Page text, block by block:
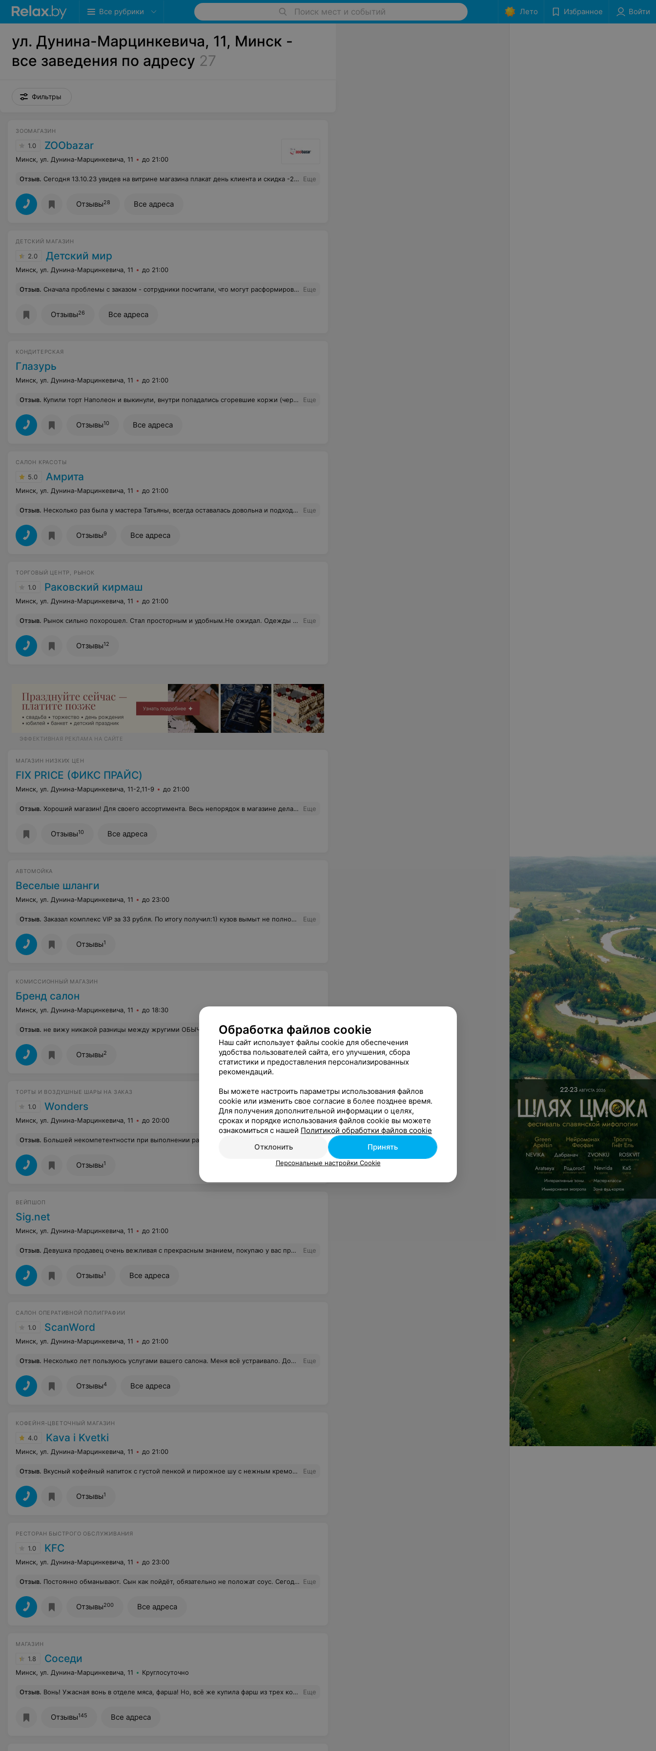
Все рубрики Поиск мест и событий Лето Избранное Войти
ул. Дунина-Марцинкевича, 11, Минск -
все заведения по адресу 27
Фильтры
ЗООМАГАЗИН
1.0 ZOObazar
Минск, ул. Дунина-Марцинкевича, 11 до 21:00
Отзыв. Сегодня 13.10.23 увидев на витрине магазина плакат день клиента и скидка -20%. Меня это заинтересовала. Я заглянула в магазин по адресу Дунена-Марценкевича там была много-людно. Я выбрала товар для питомцев и стала в кассу. Пробив товар на сумму 21.0 рубль . Скидки я в чеке не указала. Чек продавец закрыла. При моем вопросе: Почему нет скидки в чеке? Мне был грубо дан ответ скидка с 27.0 рублей. Тогда я спросила почему Вы не предложили мне добить чек до скидки Девушка на меня посмотрела и начала обслуживать следующего покупателя. Мне было очень неприятно. Теперь желание посетить вашу сеть у меня отпала. Еще
Отзывы28 Все адреса
ДЕТСКИЙ МАГАЗИН
2.0 Детский мир
Минск, ул. Дунина-Марцинкевича, 11 до 21:00
Отзыв. Сначала проблемы с заказом - сотрудники посчитали, что могут расформировать заказ до назначенного времени, а покупатели должны тратить свое время. Это касательно физического магазина. Касательно сети магазинов - изменяют правила и считают, что покупатели должны перед каждой покупкой мониторить изменились ли у них правила касательно бонусов и т.д. Предупредить на кассе об изменениях касательно бонусной системы - не, это не входит в регламент сотрудников (ответ поддержки). Теперь если списываешь бонусы, то начисления нет) Об этом я узнала при обращении в поддержку, а не во время покупки в физическом магазине. Отвратительно, я никому не буду рекомендовать данную сеть. Еще
Отзывы26 Все адреса
КОНДИТЕРСКАЯ
Глазурь
Минск, ул. Дунина-Марцинкевича, 11 до 21:00
Отзыв. Купили торт Наполеон и выкинули, внутри попадались сгоревшие коржи (черные и горькие). Торт сделан из брака. Ну видели же, что коржи сгорели. Ужас. Торт горький и не вкусный. Еще
Отзывы10 Все адреса
САЛОН КРАСОТЫ
5.0 Амрита
Минск, ул. Дунина-Марцинкевича, 11 до 21:00
Отзыв. Несколько раз была у мастера Татьяны, всегда оставалась довольна и подходом результатом. К сожалению, в этот раз записали меня к мастеру Алексею. Сказать что я в вышла в шоке - это не сказать ничего. Просила сделать укладку, показала фото. Результат даже близко не был похож. Подход отвратительный: волосы не расчесывал, а рвал, на мое недовольство не среагировал никак и продолжал в том же духе. Волосы хорошо не просушил, во время укладки щипцами волос шипел и дымился. Странно, что "профессионал" не знает или не соблюдает базовых принципов защиты волос от температурного воздействия. Ужаснула также длина ногтей мастера, которая явно больше положенных и разрешенных норм. Апофеозом стал ожог от щипцов на лбу! Извинений не услышала, для мастера все было в порядке вещей. Рекомендую администрации задуматься о том нужен ли им такой мастер. Еще
Отзывы9 Все адреса
ТОРГОВЫЙ ЦЕНТР, РЫНОК
1.0 Раковский кирмаш
Минск, ул. Дунина-Марцинкевича, 11 до 21:00
Отзыв. Рынок сильно похорошел. Стал просторным и удобным.Не ожидал. Одежды и обуви хватает. Можно выбрать. Много ягод,грибов и картошки. Еще
Отзывы12
ЭФФЕКТИВНАЯ РЕКЛАМА НА САЙТЕ
МАГАЗИН НИЗКИХ ЦЕН
FIX PRICE (ФИКС ПРАЙС)
Минск, ул. Дунина-Марцинкевича, 11-2,11-9 до 21:00
Отзыв. Хороший магазин! Для своего ассортимента. Весь непорядок в магазине делают сами покупатели. Если цены нет, ее делают на новый товар. Узнать можно на кассе цену, но вежливо не отвлекая от работы кассира. Ценники на нижнюю полку в основном на полосе выше, из за недостатка ценникодержателей. Еще
Отзывы10 Все адреса
АВТОМОЙКА
Веселые шланги
Минск, ул. Дунина-Марцинкевича, 11 до 23:00
Отзыв. Заказал комплекс VIP за 33 рубля. По итогу получил:1) кузов вымыт не полностью, высушен плохо.2) водительский коврик с лужей в углу.3) полироль размазана по панелям неравномерно, пятнами. 4) стекла откровенно грязные. Такое чувство что их не мыли, а просто терли грязной тряпкой - все стекла изнутри волосатые от тряпки.5) пропылесосили нормально.40 минут устранял последствия мойки. Не рекомендую. Еще
Отзывы1
КОМИССИОННЫЙ МАГАЗИН
Бренд салон
Минск, ул. Дунина-Марцинкевича, 11 до 18:30
Отзыв. не вижу никакой разницы между жругими ОБЫЧНЫМИ магазинами Еще
Отзывы2
ТОРТЫ И ВОЗДУШНЫЕ ШАРЫ НА ЗАКАЗ
1.0 Wonders
Минск, ул. Дунина-Марцинкевича, 11 до 20:00
Отзыв. Большей некомпетентности при выполнении работы я не встречал. При заказе торта проговорил и дополнительно написал в заказе, какой текст и каким образом нужно разметить на торте. Как можно было допустить ошибку в нескольких словах - я не представляю. В итоге - испорченный праздник и настроение. Если не хотите оказаться на моем месте - не связывайтесь с этой компанией.
Отзывы1
ВЕЙПШОП
Sig.net
Минск, ул. Дунина-Марцинкевича, 11 до 21:00
Отзыв. Девушка продавец очень вежливая с прекрасным знанием, покупаю у вас примерно год , спасибо Еще
Отзывы1 Все адреса
САЛОН ОПЕРАТИВНОЙ ПОЛИГРАФИИ
1.0 ScanWord
Минск, ул. Дунина-Марцинкевича, 11 до 21:00
Отзыв. Несколько лет пользуюсь услугами вашего салона. Меня всё устраивало. Доброжелательный отзывчивый и профессиональный персонал заставлял возвращаться снова и снова. Однако сегодня вечером 04.02.2025 в 18.30 на мою просьбу немного поработать с коллажиком для бабушки (растянуть по формату фотки, добавить красивую рамочку) был получен категоричный ответ: Мы этого не делаем, у нас нету программ, нужно сидеть в интернете. Но простите, я ведь к вам за этим и иду. Я готов заплатить за вашу работу. Два три четыре года назад это делали, а сейчас нет. Как-то обидно. Еще
Отзывы4 Все адреса
КОФЕЙНЯ-ЦВЕТОЧНЫЙ МАГАЗИН
4.0 Kava i Kvetki
Минск, ул. Дунина-Марцинкевича, 11 до 21:00
Отзыв. Вкусный кофейный напиток с густой пенкой и пирожное шу с нежным кремом с кислинкой. Доброжелательное обслуживание. Еще
Отзывы1
РЕСТОРАН БЫСТРОГО ОБСЛУЖИВАНИЯ
1.0 KFC
Минск, ул. Дунина-Марцинкевича, 11 до 23:00
Отзыв. Постоянно обманывают. Сын как пойдёт, обязательно не положат соус. Сегодня не положили стрипсы 10 шт. (в заказе было 2 уп по 5шт, а положили крылья 5 шт) это обнаружили уже дома. Не пошла только потому что время уже было 22:35. Что за обслуживание у Вас??? Еще
Отзывы200 Все адреса
МАГАЗИН
1.8 Соседи
Минск, ул. Дунина-Марцинкевича, 11 Круглосуточно
Отзыв. Вонь! Ужасная вонь в отделе мяса, фарша! Но, всё же купила фарш из трех компонентов. Дома открыв пакет была в ужасе вонь, вонь, вонь!! ОН ВОНЯЕЕЕЕТ!!!! УЖАС!! Еще
Отзывы145 Все адреса
Обработка файлов cookie
Наш сайт использует файлы cookie для обеспечения
удобства пользователей сайта, его улучшения, сбора
статистики и предоставления персонализированных
рекомендаций.
Вы можете настроить параметры использования файлов
cookie или изменить свое согласие в более позднее время.
Для получения дополнительной информации о целях,
сроках и порядке использования файлов cookie вы можете
ознакомиться с нашей Политикой обработки файлов cookie
Отклонить
Принять
Персональные настройки Cookie